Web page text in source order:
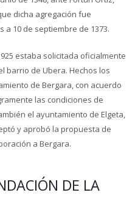
dicha agregación fue
a 10 de septiembre de 1373.
estaba solicitada oficialmente
barrio de Ubera. Hechos los
de Bergara, con acuerdo
las condiciones de
el ayuntamiento de Elgeta,
y aprobó la propuesta de
a Bergara.
DE LA